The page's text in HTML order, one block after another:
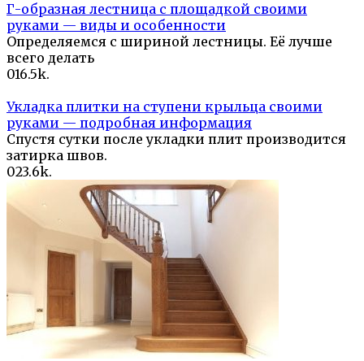
Г-образная лестница с площадкой своими
руками — виды и особенности
Определяемся с шириной лестницы. Её лучше
всего делать
016.5k.
Укладка плитки на ступени крыльца своими
руками — подробная информация
Спустя сутки после укладки плит производится
затирка швов.
023.6k.